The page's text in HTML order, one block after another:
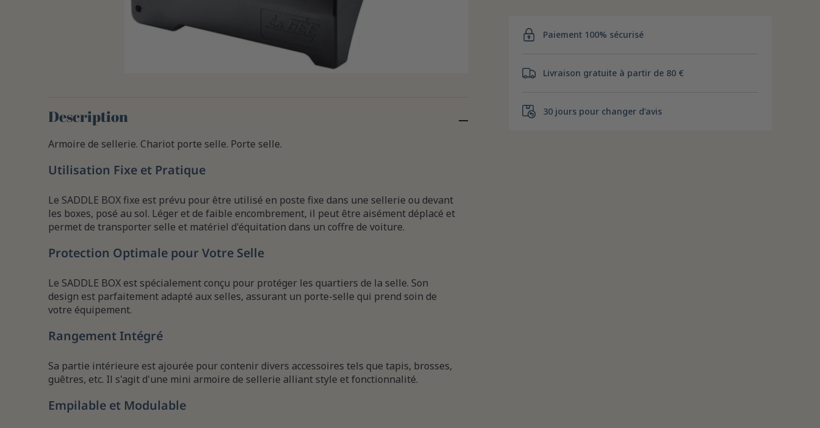
Paiement 100% sécurisé
Livraison gratuite à partir de 80 €
30 jours pour changer d’avis
Description
Armoire de sellerie. Chariot porte selle. Porte selle.
Utilisation Fixe et Pratique
Le SADDLE BOX fixe est prévu pour être utilisé en poste fixe dans une sellerie ou devant
les boxes, posé au sol. Léger et de faible encombrement, il peut être aisément déplacé et
permet de transporter selle et matériel d'équitation dans un coffre de voiture.
Protection Optimale pour Votre Selle
Le SADDLE BOX est spécialement conçu pour protéger les quartiers de la selle. Son
design est parfaitement adapté aux selles, assurant un porte-selle qui prend soin de
votre équipement.
Rangement Intégré
Sa partie intérieure est ajourée pour contenir divers accessoires tels que tapis, brosses,
guêtres, etc. Il s'agit d'une mini armoire de sellerie alliant style et fonctionnalité.
Empilable et Modulable